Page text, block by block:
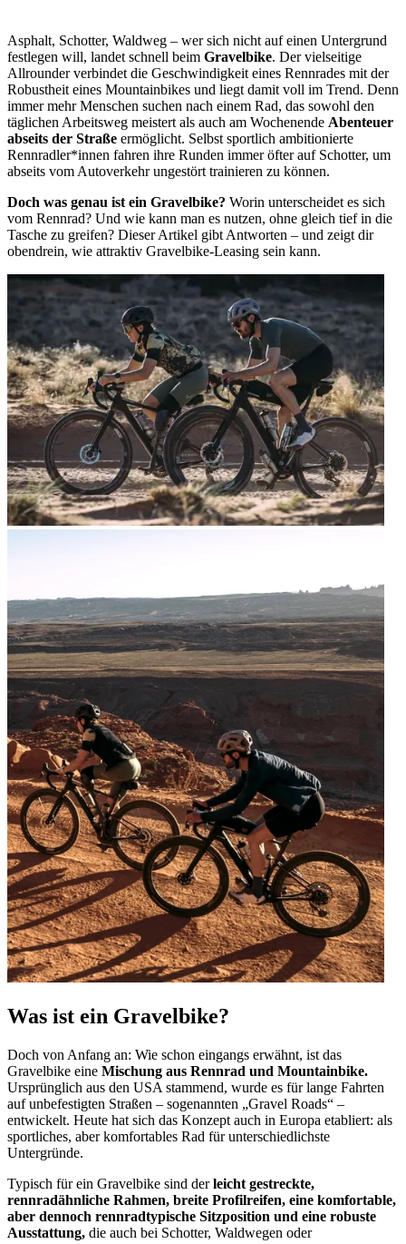
Asphalt, Schotter, Waldweg – wer sich nicht auf einen Untergrund
festlegen will, landet schnell beim Gravelbike. Der vielseitige
Allrounder verbindet die Geschwindigkeit eines Rennrades mit der
Robustheit eines Mountainbikes und liegt damit voll im Trend. Denn
immer mehr Menschen suchen nach einem Rad, das sowohl den
täglichen Arbeitsweg meistert als auch am Wochenende Abenteuer
abseits der Straße ermöglicht. Selbst sportlich ambitionierte
Rennradler*innen fahren ihre Runden immer öfter auf Schotter, um
abseits vom Autoverkehr ungestört trainieren zu können.
Doch was genau ist ein Gravelbike? Worin unterscheidet es sich
vom Rennrad? Und wie kann man es nutzen, ohne gleich tief in die
Tasche zu greifen? Dieser Artikel gibt Antworten – und zeigt dir
obendrein, wie attraktiv Gravelbike-Leasing sein kann.
Was ist ein Gravelbike?
Doch von Anfang an: Wie schon eingangs erwähnt, ist das
Gravelbike eine Mischung aus Rennrad und Mountainbike.
Ursprünglich aus den USA stammend, wurde es für lange Fahrten
auf unbefestigten Straßen – sogenannten „Gravel Roads“ –
entwickelt. Heute hat sich das Konzept auch in Europa etabliert: als
sportliches, aber komfortables Rad für unterschiedlichste
Untergründe.
Typisch für ein Gravelbike sind derleicht gestreckte,
rennradähnliche Rahmen, breite Profilreifen, eine komfortable,
aber dennoch rennradtypische Sitzposition und eine robuste
Ausstattung, die auch bei Schotter, Waldwegen oder